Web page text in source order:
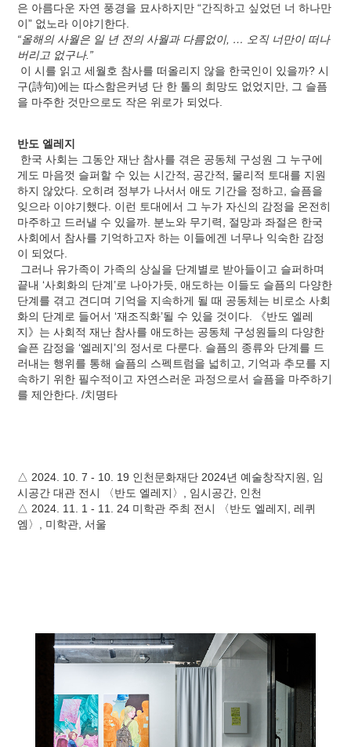
은 아름다운 자연 풍경을 묘사하지만 “간직하고 싶었던 너 하나만
이” 없노라 이야기한다.
“올해의 사월은 일 년 전의 사월과 다름없이, … 오직 너만이 떠나
버리고 없구나.”
이 시를 읽고 세월호 참사를 떠올리지 않을 한국인이 있을까? 시
구(詩句)에는 따스함은커녕 단 한 톨의 희망도 없었지만, 그 슬픔
을 마주한 것만으로도 작은 위로가 되었다.
반도 엘레지
한국 사회는 그동안 재난 참사를 겪은 공동체 구성원 그 누구에
게도 마음껏 슬퍼할 수 있는 시간적, 공간적, 물리적 토대를 지원
하지 않았다. 오히려 정부가 나서서 애도 기간을 정하고, 슬픔을
잊으라 이야기했다. 이런 토대에서 그 누가 자신의 감정을 온전히
마주하고 드러낼 수 있을까. 분노와 무기력, 절망과 좌절은 한국
사회에서 참사를 기억하고자 하는 이들에겐 너무나 익숙한 감정
이 되었다.
그러나 유가족이 가족의 상실을 단계별로 받아들이고 슬퍼하며
끝내 ‘사회화의 단계’로 나아가듯, 애도하는 이들도 슬픔의 다양한
단계를 겪고 견디며 기억을 지속하게 될 때 공동체는 비로소 사회
화의 단계로 들어서 ‘재조직화’될 수 있을 것이다. 《반도 엘레
지》는 사회적 재난 참사를 애도하는 공동체 구성원들의 다양한
슬픈 감정을 ‘엘레지’의 정서로 다룬다. 슬픔의 종류와 단계를 드
러내는 행위를 통해 슬픔의 스펙트럼을 넓히고, 기억과 추모를 지
속하기 위한 필수적이고 자연스러운 과정으로서 슬픔을 마주하기
를 제안한다. /치명타
△ 2024. 10. 7 - 10. 19 인천문화재단 2024년 예술창작지원, 임
시공간 대관 전시 〈반도 엘레지〉, 임시공간, 인천
△ 2024. 11. 1 - 11. 24 미학관 주최 전시 〈반도 엘레지, 레퀴
엠〉, 미학관, 서울